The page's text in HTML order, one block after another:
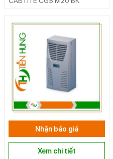
Nhận báo giá
Xem chi tiết